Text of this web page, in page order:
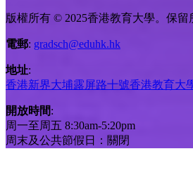
版權所有 © 2025香港教育大學。保留
電郵: gradsch@eduhk.hk
地址:
香港新界大埔露屏路十號香港教育大
開放時間:
周一至周五 8:30am-5:20pm
周末及公共節假日：關閉